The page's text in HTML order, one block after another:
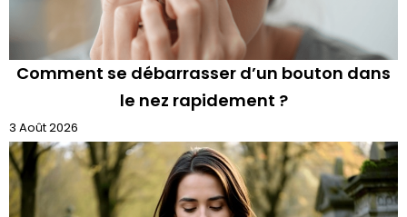
Comment se débarrasser d’un bouton dans
le nez rapidement ?
3 Août 2026